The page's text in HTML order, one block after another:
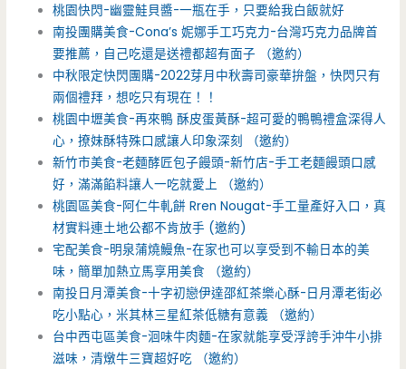
桃園快閃-幽靈鮭貝醬-一瓶在手，只要給我白飯就好
南投團購美食-Cona’s 妮娜手工巧克力-台灣巧克力品牌首
要推薦，自己吃還是送禮都超有面子 （邀約）
中秋限定快閃團購-2022芽月中秋壽司豪華拚盤，快閃只有
兩個禮拜，想吃只有現在！！
桃園中壢美食-再來鴨 酥皮蛋黃酥-超可愛的鴨鴨禮盒深得人
心，撩妹酥特殊口感讓人印象深刻 （邀約）
新竹市美食-老麵酵匠包子饅頭-新竹店-手工老麵饅頭口感
好，滿滿餡料讓人一吃就愛上 （邀約）
桃園區美食-阿仁牛軋餅 Rren Nougat-手工量產好入口，真
材實料連土地公都不肯放手 (邀約)
宅配美食-明泉蒲燒鰻魚-在家也可以享受到不輸日本的美
味，簡單加熱立馬享用美食 （邀約）
南投日月潭美食-十字初戀伊達邵紅茶樂心酥-日月潭老街必
吃小點心，米其林三星紅茶低糖有意義 （邀約）
台中西屯區美食-洄味牛肉麵-在家就能享受浮誇手沖牛小排
滋味，清燉牛三寶超好吃 （邀約）